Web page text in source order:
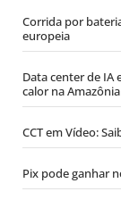
Corrida por
europeia
Data center de IA
calor na Amazônia
CCT em Vídeo:
Pix pode ganhar